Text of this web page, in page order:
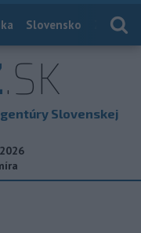
Slovensko
.SK
Slovenskej